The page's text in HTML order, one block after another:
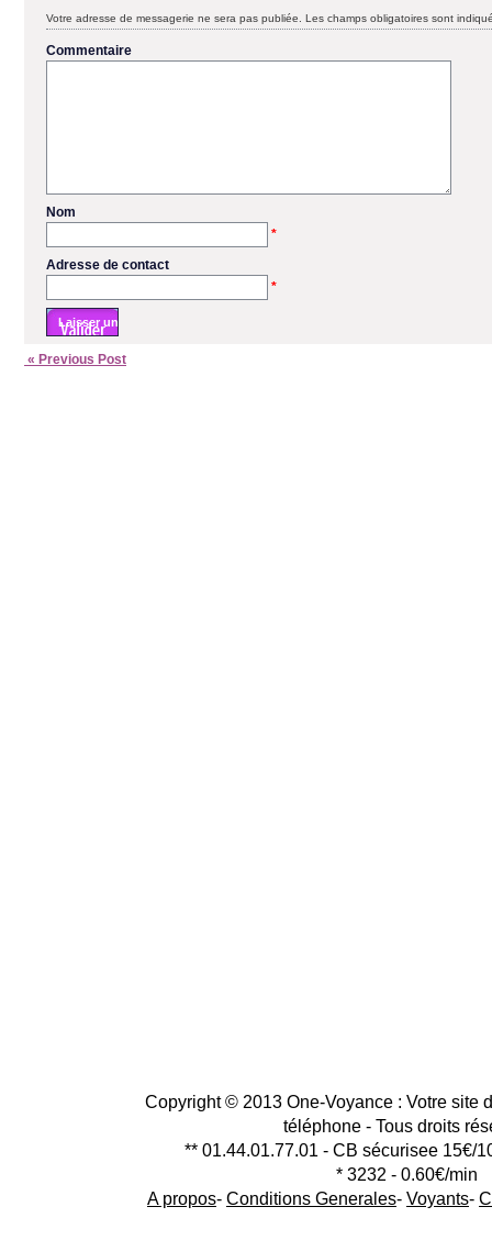
Votre adresse de messagerie ne sera pas publiée. Les champs obligatoires sont
Commentaire
Nom
*
Adresse de contact
*
« Previous Post
Copyright © 2013 One-Voyance : Votre site
téléphone - Tous droits
** 01.44.01.77.01 - CB sécurisee 15€/
* 3232 - 0.60€/min
A propos- Conditions Generales- Voyants-